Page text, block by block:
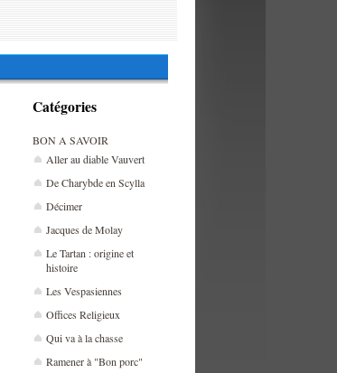
Catégories
BON A SAVOIR
Aller au diable Vauvert
De Charybde en Scylla
Décimer
Jacques de Molay
Le Tartan : origine et
histoire
Les Vespasiennes
Offices Religieux
Qui va à la chasse
Ramener à "Bon porc"